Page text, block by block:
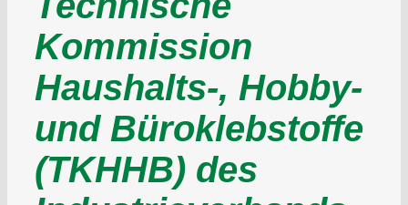
Kommission
Haushalts-, Hobby-
und Büroklebstoffe
(TKHHB) des